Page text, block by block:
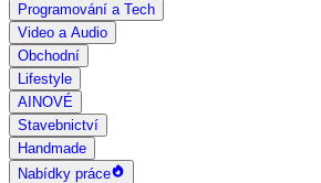
Programování a Tech
Video a Audio
Obchodní
Lifestyle
AI NOVÉ
Stavebnictví
Handmade
Nabídky práce